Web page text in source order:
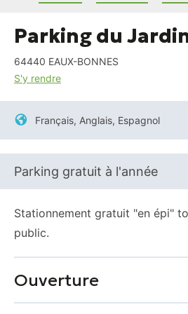
Parking du
64440 EAUX-BONNES
S'y rendre
Français, Anglais, Espagnol
Parking gratuit à l'année
Stationnement gratuit "en épi"
public.
Ouverture